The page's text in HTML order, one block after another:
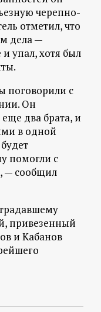
черепно-
отметил, что
дела —
упал, хотя был
поговорили с
Он
еще два брата, и
в одной
помогли с
— сообщил
привезенный
и Кабанов